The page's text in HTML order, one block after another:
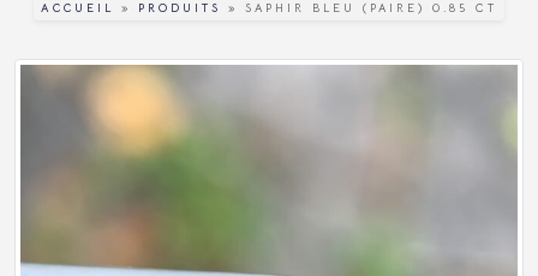
ACCUEIL » PRODUITS » SAPHIR BLEU (PAIRE) 0.85 CT